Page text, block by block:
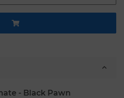
- Black Pawn